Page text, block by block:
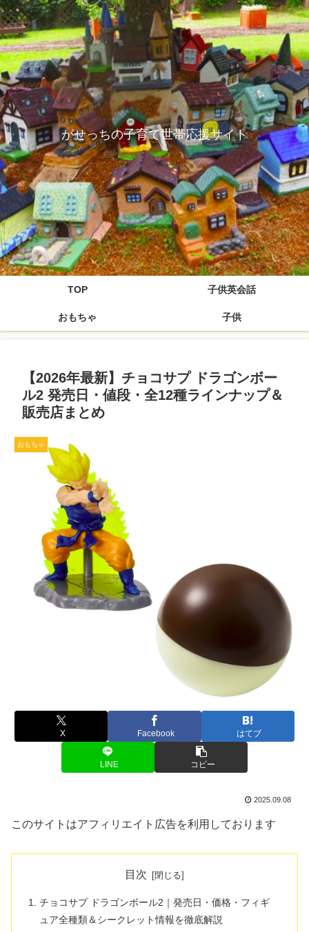
がせっちの子育て世帯応援サイト
TOP 子供英会話
おもちゃ 子供
【2026年最新】チョコサプ ドラゴンボー
ル2 発売日・値段・全12種ラインナップ＆
販売店まとめ
おもちゃ
X Facebook はてブ
LINE コピー
2025.09.08
このサイトはアフィリエイト広告を利用しております
目次
チョコサプ ドラゴンボール2｜発売日・価格・フィギ
ュア全種類＆シークレット情報を徹底解説